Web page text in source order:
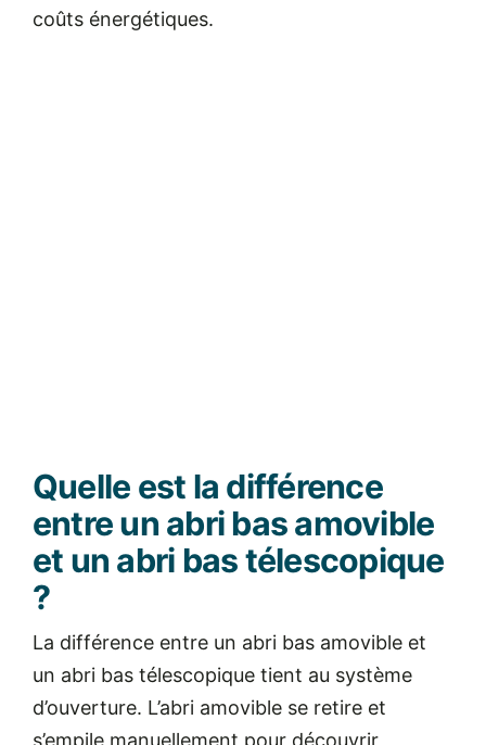
coûts énergétiques.
Quelle est la différence
entre un abri bas amovible
et un abri bas télescopique
?
La différence entre un abri bas amovible et
un abri bas télescopique tient au système
d’ouverture. L’abri amovible se retire et
s’empile manuellement pour découvrir